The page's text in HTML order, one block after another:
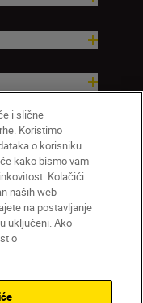
privatnosti
i slične
Koristimo
o korisniku.
kako bismo vam
Kolačići
naših web
na postavljanje
uključeni. Ako
o